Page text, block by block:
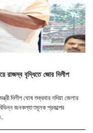
রাজস্ব বৃদ্ধিতে জোর দিলীপ
দিলীপ ঘোষ শুক্রবার নদিয়া জেলার
জনকল্যাণমূলক প্রকল্পের